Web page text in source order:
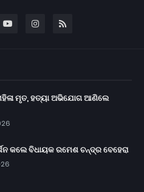
ମୃତ, ହତ୍ୟା ଅଭିଯୋଗ ଆଣିଲେ
କଲେ ବିଧାୟକ ରମେଶ ଚନ୍ଦ୍ର ବେହେରା